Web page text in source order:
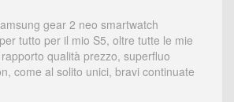
gear 2 neo smartwatch
tutto per il mio S5, oltre tutte le mie
qualità prezzo, superfluo
come al solito unici, bravi continuate